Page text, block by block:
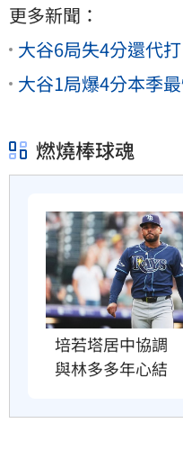
更多新聞：
大谷6局失4分還代
大谷1局爆4分本季
燃燒棒球魂
培若塔居中協調
與林多多年心結